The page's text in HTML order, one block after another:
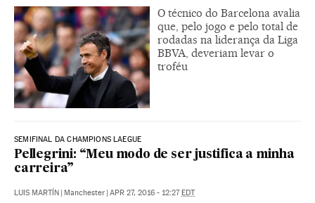
O técnico do Barcelona avalia
que, pelo jogo e pelo total de
rodadas na liderança da Liga
BBVA, deveriam levar o
troféu
SEMIFINAL DA CHAMPIONS LAEGUE
Pellegrini: “Meu modo de ser justifica a minha
carreira”
LUIS MARTÍN | Manchester | APR 27, 2016 - 12:27EDT